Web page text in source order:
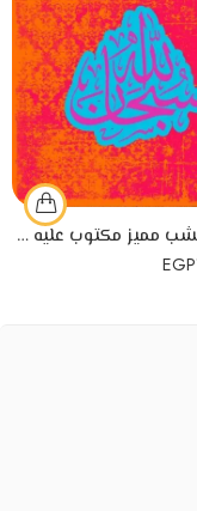
تابلوه خشب مميز مكتوب عليه سبحان الله
EGP